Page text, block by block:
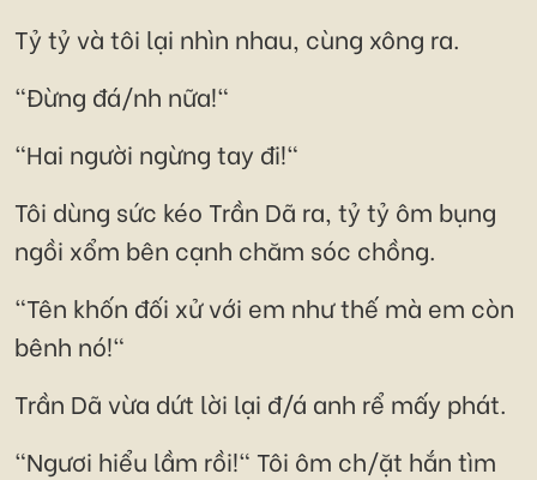
Tỷ tỷ và tôi lại nhìn nhau, cùng xông ra.
"Đừng đá/nh nữa!"
"Hai người ngừng tay đi!"
Tôi dùng sức kéo Trần Dã ra, tỷ tỷ ôm bụng
ngồi xổm bên cạnh chăm sóc chồng.
"Tên khốn đối xử với em như thế mà em còn
bênh nó!"
Trần Dã vừa dứt lời lại đ/á anh rể mấy phát.
"Ngươi hiểu lầm rồi!" Tôi ôm ch/ặt hắn tìm